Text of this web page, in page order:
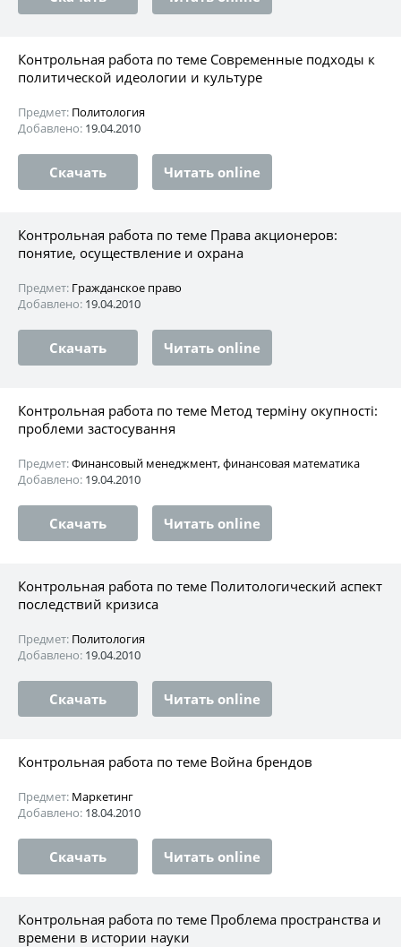
Контрольная работа по теме Современные подходы к
политической идеологии и культуре
Предмет: Политология
Добавлено: 19.04.2010
Скачать Читать online
Контрольная работа по теме Права акционеров:
понятие, осуществление и охрана
Предмет: Гражданское право
Добавлено: 19.04.2010
Скачать Читать online
Контрольная работа по теме Метод терміну окупності:
проблеми застосування
Предмет:Финансовый менеджмент, финансовая математика
Добавлено: 19.04.2010
Скачать Читать online
Контрольная работа по теме Политологический аспект
последствий кризиса
Предмет: Политология
Добавлено: 19.04.2010
Скачать Читать online
Контрольная работа по теме Война брендов
Предмет: Маркетинг
Добавлено: 18.04.2010
Скачать Читать online
Контрольная работа по теме Проблема пространства и
времени в истории науки